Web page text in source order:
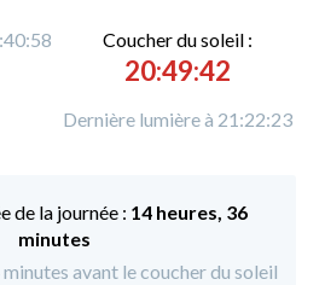
Coucher du soleil :
20:49:42
Dernière lumière à 21:22:23
de la journée : 14 heures, 36
minutes
avant le coucher du soleil